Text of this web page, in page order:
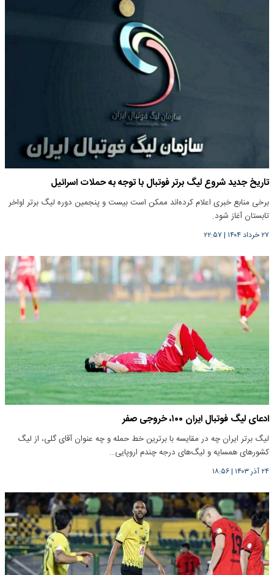
تاریخ جدید شروع لیگ برتر فوتبال با توجه به حملات اسرائیل
برخی منابع خبری اعلام کرده‌اند ممکن است بیست و پنجمین دوره لیگ برتر اواخر
تابستان آغاز شود.
۲۷ خرداد ۱۴۰۴ | ۲۲:۵۷
ادعای لیگ فوتبال ایران ۱۰۰، خروجی صفر
لیگ برتر ایران چه در مقایسه با برترین خط حمله و چه عنوان آقای گلی، از لیگ
کشور‌های همسایه و لیگ‌های درجه چندم اروپایی…
۲۴ آذر ۱۴۰۳ |۱۸:۵۶